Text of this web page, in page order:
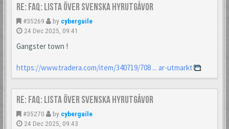
Re: FAQ: Lista över svenska hyrutgåvor
#35269 by cyberguile
24 Dec 2025, 09:41
Gangster town !
https://www.tradera.com/item/340719/708 ... ar-utmarkt
Re: FAQ: Lista över svenska hyrutgåvor
#35270 by cyberguile
24 Dec 2025, 09:43